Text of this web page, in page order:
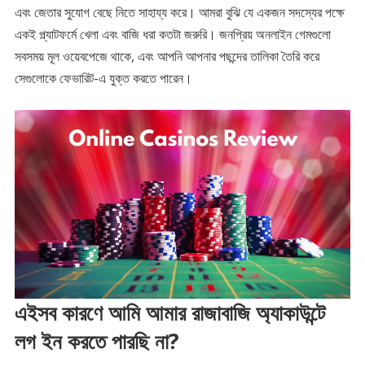
এবং জেতার সুযোগ বেছে নিতে সাহায্য করে। আমরা বুঝি যে একজন সদস্যের পক্ষে
একই প্ল্যাটফর্মে খেলা এবং বাজি ধরা কতটা জরুরি। জনপ্রিয় অনলাইন গেমগুলো
সবসময় মূল ওয়েবপেজে থাকে, এবং আপনি আপনার পছন্দের তালিকা তৈরি করে
সেগুলোকে ফেভারিট-এ যুক্ত করতে পারেন।
এইসব কারণে আমি আমার রাজাবাজি অ্যাকাউন্টে
লগ ইন করতে পারছি না?